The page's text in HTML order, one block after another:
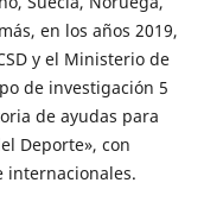
en los años 2019,
y el Ministerio de
de investigación 5
de ayudas para
Deporte», con
internacionales.